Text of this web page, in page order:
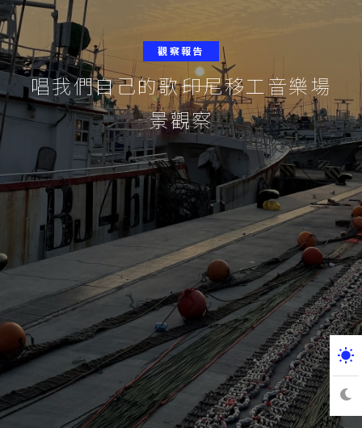
觀察報告
唱我們自己的歌――印尼移工音樂場
景觀察